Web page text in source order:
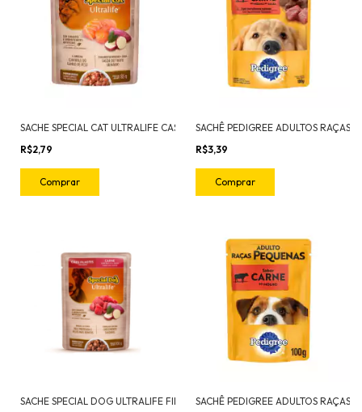
SACHE SPECIAL CAT ULTRALIFE CASTRADOS SALMAO 85G
R$2,79
R$3,39
SACHE SPECIAL DOG ULTRALIFE FILHOTES CARNE